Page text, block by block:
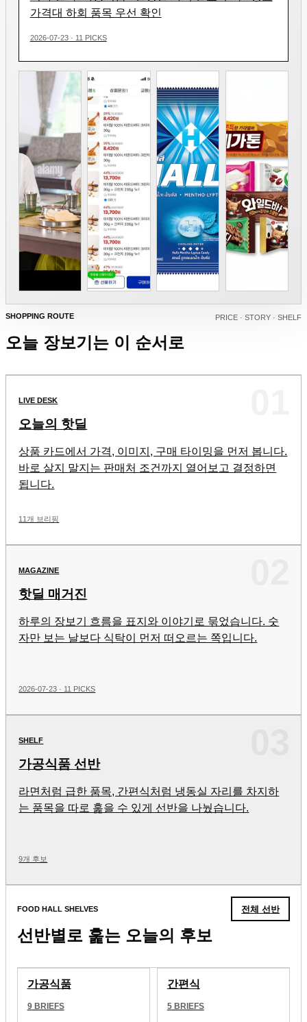
가격대 하회 품목 우선 확인
2026-07-23 · 11 PICKS
SHOPPING ROUTE
오늘 장보기는 이 순서로
PRICE · STORY · SHELF
LIVE DESK
오늘의 핫딜
상품 카드에서 가격, 이미지, 구매 타이밍을 먼저 봅니다.
바로 살지 말지는 판매처 조건까지 열어보고 결정하면
됩니다.
11개 브리핑
MAGAZINE
핫딜 매거진
하루의 장보기 흐름을 표지와 이야기로 묶었습니다. 숫
자만 보는 날보다 식탁이 먼저 떠오르는 쪽입니다.
2026-07-23 · 11 PICKS
SHELF
가공식품 선반
라면처럼 급한 품목, 간편식처럼 냉동실 자리를 차지하
는 품목을 따로 훑을 수 있게 선반을 나눴습니다.
9개 후보
FOOD HALL SHELVES
선반별로 훑는 오늘의 후보
전체 선반
가공식품
9BRIEFS
간편식
5BRIEFS